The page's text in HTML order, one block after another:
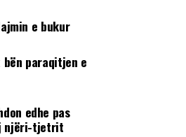
e bukur
paraqitjen e
edhe pas
njëri-tjetrit